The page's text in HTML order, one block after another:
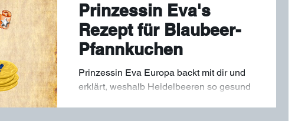
Prinzessin Eva's
Rezept für Blaubeer-
Pfannkuchen
Prinzessin Eva Europa backt mit dir und
erklärt, weshalb Heidelbeeren so gesund